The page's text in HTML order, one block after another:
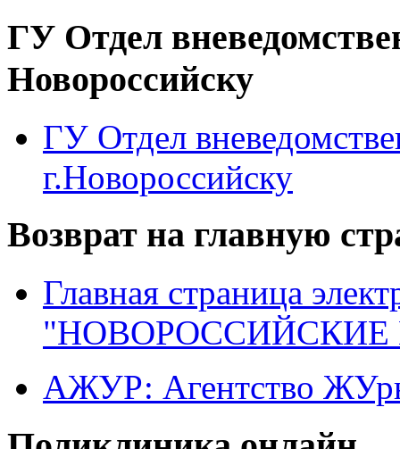
ГУ Отдел
Новороссийску
ГУ Отдел
г.Новороссийску
Возврат на главную
Главная страница
"НОВОРОССИЙСКИЕ
АЖУР: Агентство